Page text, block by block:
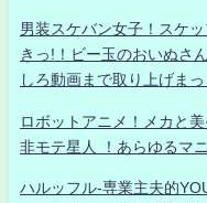
男装スケバン女子！スケ
きっ!！ビー玉のおいぬさ
しろ動画まで取り上げま
ロボットアニメ！メカと
非モテ星人 ！あらゆるマ
ハルッフル-専業主夫的